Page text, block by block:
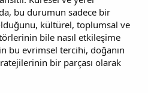
bu durumun sadece bir
kültürel, toplumsal ve
bile nasıl etkileşime
bu evrimsel tercihi, doğanın
bir parçası olarak